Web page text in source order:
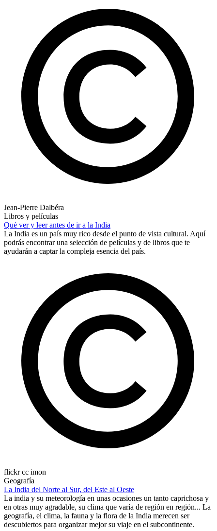
Jean-Pierre Dalbéra
Libros y películas
Qué ver y leer antes de ir a la India
La India es un país muy rico desde el punto de vista cultural. Aquí
podrás encontrar una selección de películas y de libros que te
ayudarán a captar la compleja esencia del país.
flickr cc imon
Geografía
La India del Norte al Sur, del Este al Oeste
La india y su meteorología en unas ocasiones un tanto caprichosa y
en otras muy agradable, su clima que varía de región en región... La
geografía, el clima, la fauna y la flora de la India merecen ser
descubiertos para organizar mejor su viaje en el subcontinente.